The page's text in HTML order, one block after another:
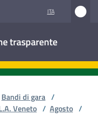
ITA
trasparente
Bandi di gara /
Veneto / Agosto /